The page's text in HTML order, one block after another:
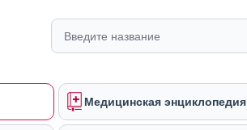
Медицинская энциклопедия